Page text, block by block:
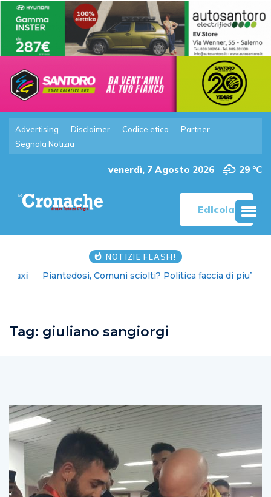
Advertising Disclaimer Codice etico
Partner
Segnala Notizia
venerdì, 7 Agosto 2026 29 °C
Edicola
NOTIZIE FLASH!
Piantedosi, Comuni sciolti? Politica faccia di piu’